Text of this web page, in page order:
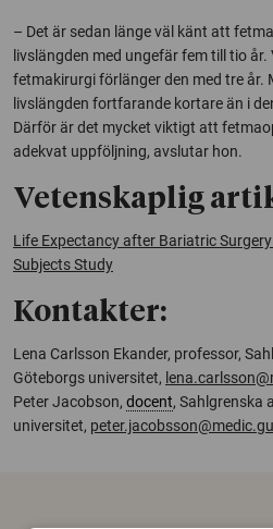
– Det är sedan länge väl känt att
livslängden med ungefär fem till tio
fetmakirurgi förlänger den med tre år.
livslängden fortfarande kortare än i
Därför är det mycket viktigt att
adekvat uppföljning, avslutar hon.
Vetenskaplig
Life Expectancy after Bariatric
Subjects Study
Kontakter:
Lena Carlsson Ekander, professor,
Göteborgs universitet,
Peter Jacobson, docent, Sahlgrenska
universitet,